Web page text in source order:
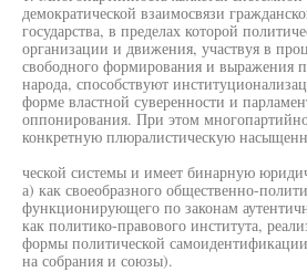
демократической взаимосвязи
государства, в пределах которой
организации и движения, участвуя в
свободного формирования и выражения
народа, способствуют
форме властной суверенности и
оппонирования. При этом
конкретную плюралистическую
ческой системы и имеет бинарную
а) как своеобразного общественно-
функционирующего по законам
как политико-правового института,
формы политической
на собрания и союзы).